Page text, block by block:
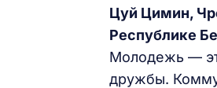
Цуй Цимин,
Республике
Молодежь —
дружбы.